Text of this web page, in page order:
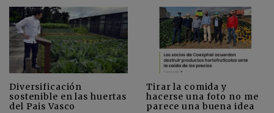
Diversificación
sostenible en las huertas
del Pais Vasco
Tirar la comida y
hacerse una foto no me
parece una buena idea